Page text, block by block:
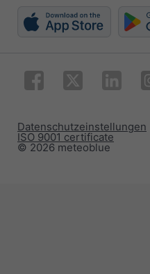
© 2026 meteoblue
ISO 9001 certificate
Datenschutzeinstellungen